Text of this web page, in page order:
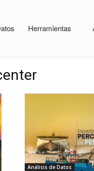
Herramientas
Análisis de Datos